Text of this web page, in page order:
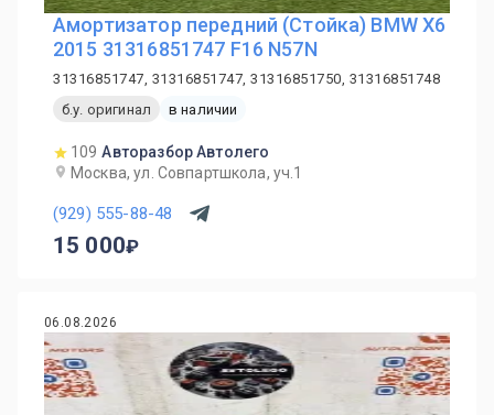
Амортизатор передний (Стойка) BMW X6
2015 31316851747 F16 N57N
31316851747, 31316851747, 31316851750, 31316851748
б.у. оригинал
в наличии
109 Авторазбор Автолего
Москва, ул. Совпартшкола, уч.1
(929) 555-88-48
15 000
06.08.2026